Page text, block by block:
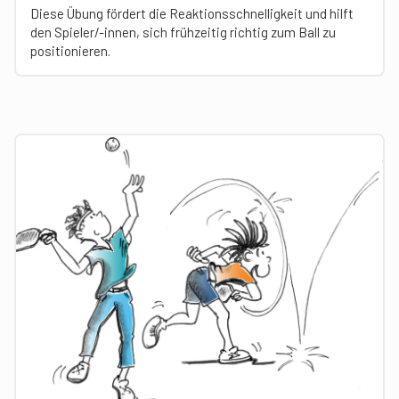
Diese Übung fördert die Reaktionsschnelligkeit und hilft
den Spieler/-innen, sich frühzeitig richtig zum Ball zu
positionieren.